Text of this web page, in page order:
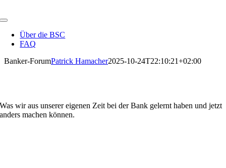
Inhalt
Toggle
NavigationÜber die BSC
FAQ
Banker-ForumPatrick Hamacher2025-10-24T22:10:21+02:00
Was wir aus unserer eigenen Zeit bei der Bank gelernt haben und jetzt
anders machen können.